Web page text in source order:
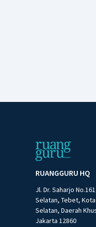
RUANGGURU HQ
Jl. Dr. Saharjo
Selatan, Tebet,
Selatan, Daerah
Jakarta 12860